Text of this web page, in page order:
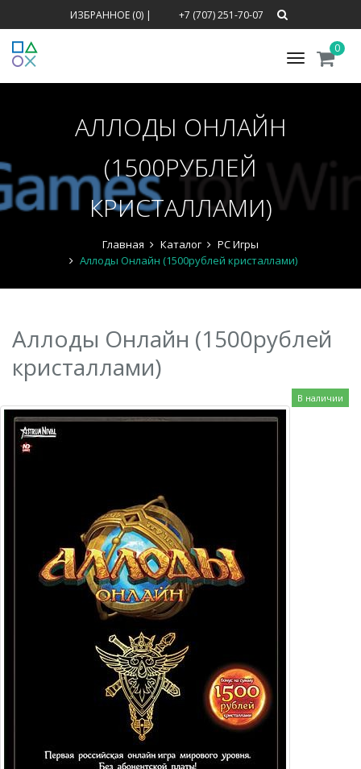
ИЗБРАННОЕ (0)| +7 (707) 251-70-07
Меню
0
АЛЛОДЫ ОНЛАЙН
(1500РУБЛЕЙ
КРИСТАЛЛАМИ)
Главная Каталог
PC Игры
Аллоды Онлайн (1500рублей кристаллами)
Аллоды Онлайн (1500рублей
кристаллами)
В наличии